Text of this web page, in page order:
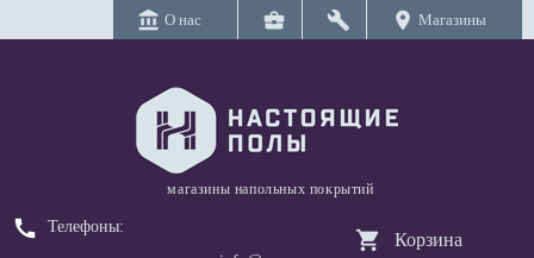
account_balance О нас business_center build location_on Магазины
магазины напольных покрытий
call
Телефоны:
Корзина